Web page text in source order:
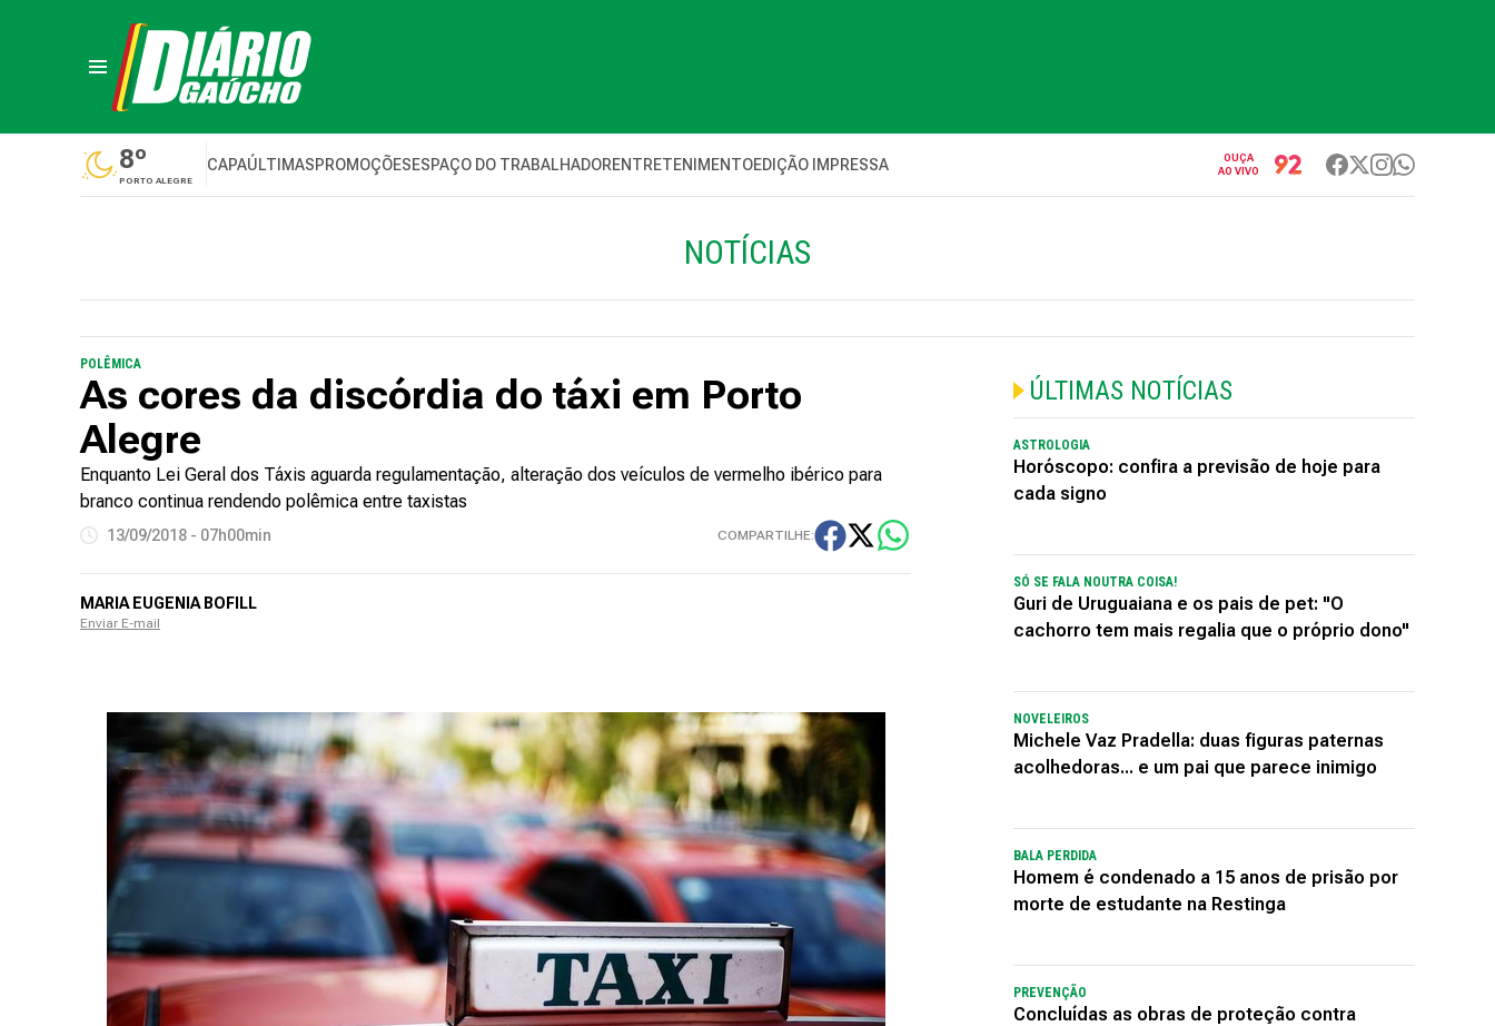
8º
PORTO ALEGRE
CAPAÚLTIMASPROMOÇÕESESPAÇO DO TRABALHADORENTRETENIMENTOEDIÇÃO IMPRESSA
OUÇA
AO VIVO
NOTÍCIAS
POLÊMICA
As cores da discórdia do táxi em Porto
Alegre
Enquanto Lei Geral dos Táxis aguarda regulamentação, alteração dos veículos de vermelho ibérico para
branco continua rendendo polêmica entre taxistas
13/09/2018 - 07h00min COMPARTILHE:
MARIA EUGENIA BOFILL
Enviar E-mail
ÚLTIMAS NOTÍCIAS
ASTROLOGIA
Horóscopo: confira a previsão de hoje para
cada signo
SÓ SE FALA NOUTRA COISA!
Guri de Uruguaiana e os pais de pet: "O
cachorro tem mais regalia que o próprio dono"
NOVELEIROS
Michele Vaz Pradella: duas figuras paternas
acolhedoras... e um pai que parece inimigo
BALA PERDIDA
Homem é condenado a 15 anos de prisão por
morte de estudante na Restinga
PREVENÇÃO
Concluídas as obras de proteção contra